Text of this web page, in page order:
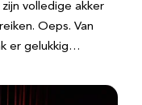
volledige akker
Oeps. Van
er gelukkig…